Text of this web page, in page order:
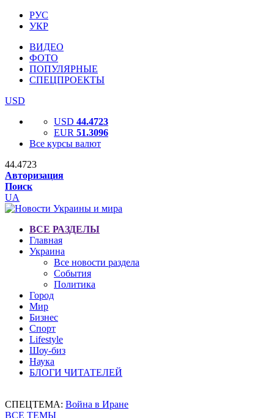
РУС
УКР
ВИДЕО
ФОТО
ПОПУЛЯРНЫЕ
СПЕЦПРОЕКТЫ
USD
USD 44.4723
EUR 51.3096
Все курсы валют
44.4723
Авторизация
Поиск
UA
ВСЕ РАЗДЕЛЫ
Главная
Украина
Все новости раздела
События
Политика
Город
Мир
Бизнес
Спорт
Lifestyle
Шоу-биз
Наука
БЛОГИ ЧИТАТЕЛЕЙ
СПЕЦТЕМА: Война в Иране
ВСЕ ТЕМЫ